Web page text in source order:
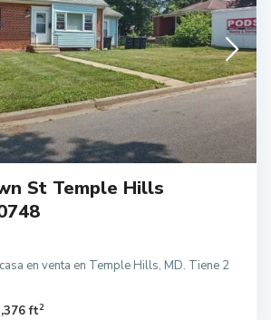
St Temple Hills
en venta en Temple Hills, MD. Tiene 2
ft2